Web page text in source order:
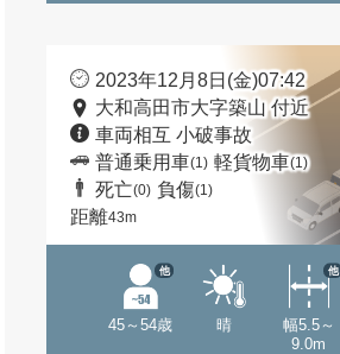
2023年12月8日(金)07:42
大和高田市大字築山 付近
車両相互 小破事故
普通乗用車(1) 軽貨物車(1)
死亡(0) 負傷(1)
距離43m
45～54歳
他
晴
幅5.5～
9.0m
他